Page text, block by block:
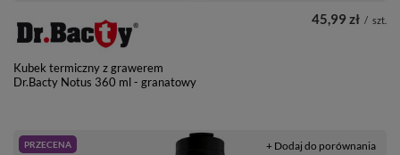
Kubek termiczny z grawerem
Dr.Bacty Notus 360 ml - granatowy
45,99 zł / szt.
PRZECENA + Dodaj do porównania